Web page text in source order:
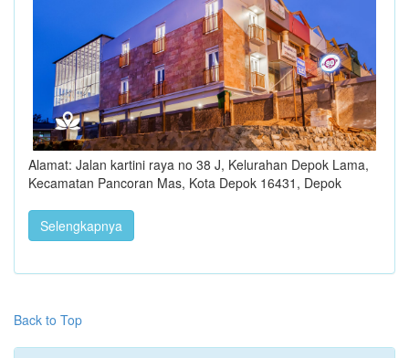
Alamat: Jalan kartini raya no 38 J, Kelurahan Depok Lama,
Kecamatan Pancoran Mas, Kota Depok 16431, Depok
Selengkapnya
Back to Top